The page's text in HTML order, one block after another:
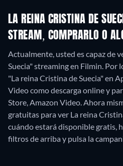
LA REINA CRISTINA DE
STREAM, COMPRARLO O
Actualmente, usted es capaz de
Suecia" streaming en Filmin. Por
"La reina Cristina de Suecia" en
Video como descarga online y
Store, Amazon Video.Ahora
gratuitas para ver La reina
cuándo estará disponible gratis,
filtros de arriba y pulsa la